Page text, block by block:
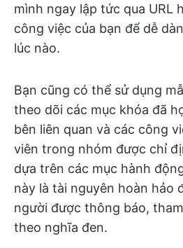
mình ngay lập tức qua URL
công việc của bạn để dễ
lúc nào.
Bạn cũng có thể sử dụng
theo dõi các mục khóa đã
bên liên quan và các công
viên trong nhóm được chỉ
dựa trên các mục hành
này là tài nguyên hoàn hảo
người được thông báo,
theo nghĩa đen.